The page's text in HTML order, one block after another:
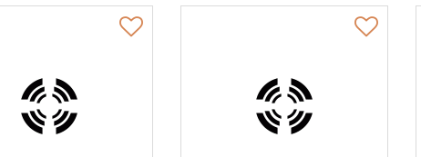
результат и эффективность вашего